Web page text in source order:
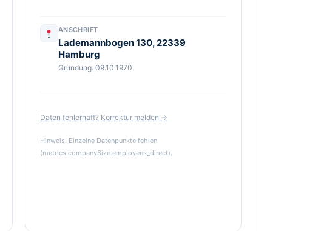
ANSCHRIFT
Lademannbogen 130, 22339
Hamburg
Gründung: 09.10.1970
Daten fehlerhaft? Korrektur melden →
Hinweis: Einzelne Datenpunkte fehlen
(metrics.companySize.employees_direct).